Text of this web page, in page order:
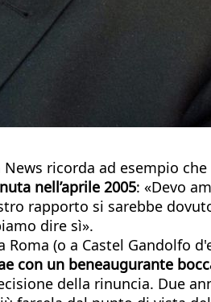
ricorda ad esempio che
nell’aprile 2005: «Devo
rapporto si sarebbe
dire sì».
(o a Castel Gandolfo
con un beneaugurante
della rinuncia. Due